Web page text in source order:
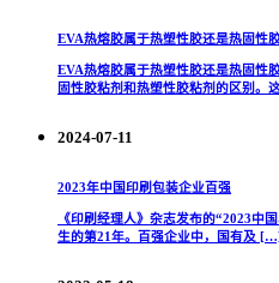
EVA热熔胶属于热塑性胶还是热固性胶
EVA热熔胶属于热塑性胶还是热固性
固性胶粘剂和热塑性胶粘剂的区别。
2024-07-11
2023年中国印刷包装企业百强
《印刷经理人》杂志发布的“2023中
生的第21年。百强企业中，国有及